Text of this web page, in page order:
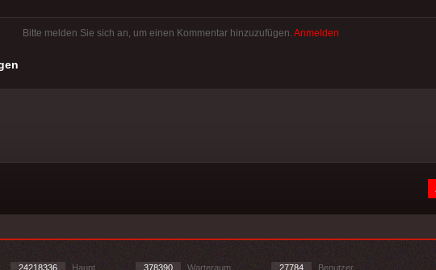
Bitte melden Sie sich an, um einen Kommentar hinzuzufügen. Anmelden
24218336 Haupt 378390 Warteraum 27784 Benutzer